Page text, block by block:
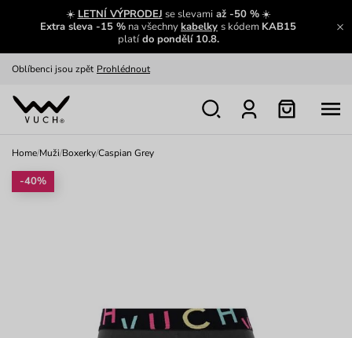
☀️ LETNÍ VÝPRODEJ se slevamiaž -50 %☀️
Extra sleva -15 % na všechnykabelky s kódem KAB15
platído pondělí 10.8.
Zajímavosti ze světa Vuch:
Zobrazit
Oblíbenci jsou zpět Prohlédnout
Nech se inspirovat
Home/Muži/Boxerky/Caspian Grey
-40%